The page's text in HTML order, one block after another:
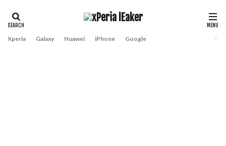
Xperia Galaxy Huawei iPhone Google